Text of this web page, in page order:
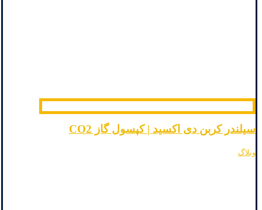
سیلندر کربن دی اکسید | کپسول گاز CO2
وبلاگ